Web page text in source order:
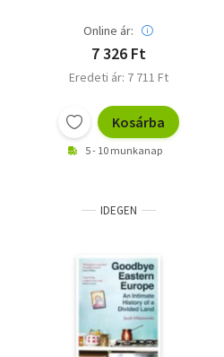
Online ár:
7 326 Ft
Eredeti ár: 7 711 Ft
Kosárba
5 - 10 munkanap
IDEGEN